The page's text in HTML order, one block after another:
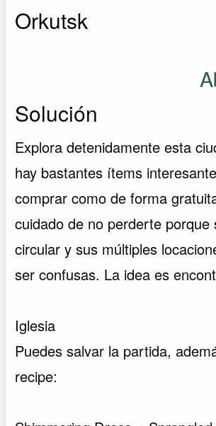
Orkutsk
Solución
Explora detenidamente esta
hay bastantes ítems
comprar como de forma
cuidado de no perderte porque
circular y sus múltiples
ser confusas. La idea es
Iglesia
Puedes salvar la partida,
recipe: